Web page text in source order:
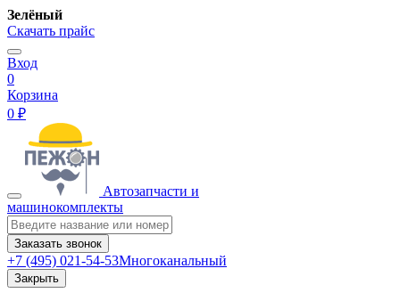
Зелёный
Скачать прайс
Вход
0
Корзина
0 ₽
Автозапчасти и
машинокомплекты
Заказать звонок
+7 (495) 021-54-53Многоканальный
Закрыть